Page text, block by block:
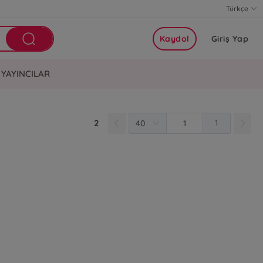
Türkçe
Giriş Yap
Kaydol
YAYINCILAR
2 1